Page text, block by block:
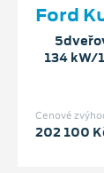
134 kW/
Cenové
202 100